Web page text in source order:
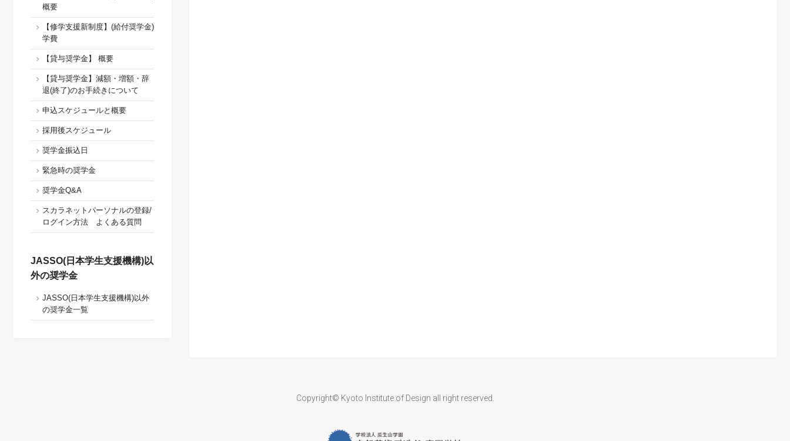
概要
【修学支援新制度】(給付奨学金)
学費
【貸与奨学金】 概要
【貸与奨学金】減額・増額・辞
退(終了)のお手続きについて
申込スケジュールと概要
採用後スケジュール
奨学金振込日
緊急時の奨学金
奨学金Q&A
スカラネットパーソナルの登録/
ログイン方法 よくある質問
JASSO(日本学生支援機構)以
外の奨学金
JASSO(日本学生支援機構)以外
の奨学金一覧
Copyright© Kyoto Institute of Design all right reserved.